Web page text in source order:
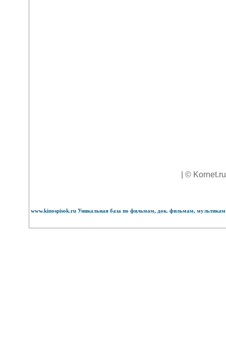
| ©
www.kinospisok.ru Уникальная база по фильмам, док. фильмам,